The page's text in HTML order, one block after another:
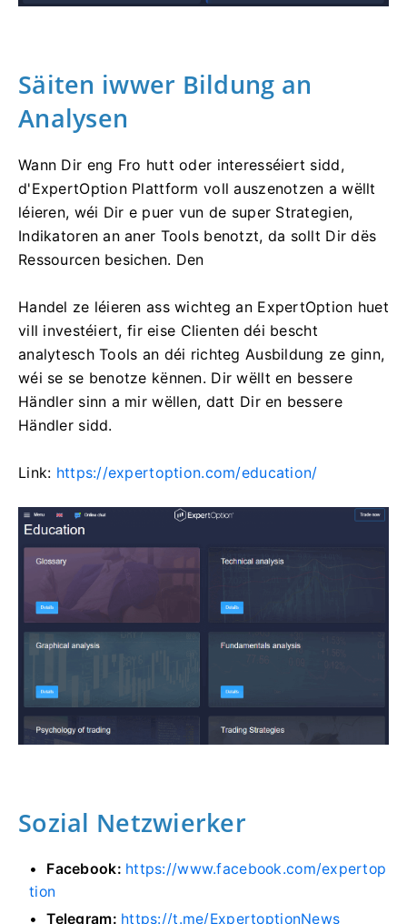
Säiten iwwer Bildung an
Analysen
Wann Dir eng Fro hutt oder interesséiert sidd,
d'ExpertOption Plattform voll auszenotzen a wëllt
léieren, wéi Dir e puer vun de super Strategien,
Indikatoren an aner Tools benotzt, da sollt Dir dës
Ressourcen besichen. Den
Handel ze léieren ass wichteg an ExpertOption huet
vill investéiert, fir eise Clienten déi bescht
analytesch Tools an déi richteg Ausbildung ze ginn,
wéi se se benotze kënnen. Dir wëllt en bessere
Händler sinn a mir wëllen, datt Dir en bessere
Händler sidd.
Link: https://expertoption.com/education/
Sozial Netzwierker
Facebook: https://www.facebook.com/expertop
tion
Telegram: https://t.me/ExpertoptionNews